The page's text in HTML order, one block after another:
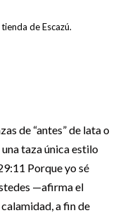
de “antes” de lata o
una taza única estilo
Porque yo sé
—afirma el
a fin de
de Escazú.